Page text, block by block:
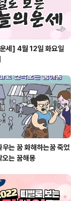
세] 4월 12일 화요일
우는 꿈 화해하는꿈 죽었
오는 꿈해몽